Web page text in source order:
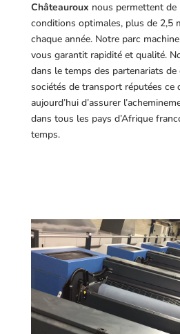
Châteauroux nous permettent de
conditions optimales, plus de 2,5
chaque année. Notre parc
vous garantit rapidité et qualité.
dans le temps des partenariats de
sociétés de transport réputées ce
aujourd’hui d’assurer
dans tous les pays d’Afrique
temps.